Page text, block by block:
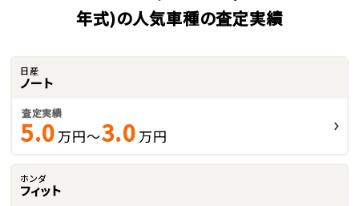
年式)の人気車種の査定実績
日産
ノート
査定実績
5.0 万円～3.0 万円
ホンダ
フィット